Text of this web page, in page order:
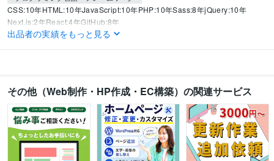
CSS:10年HTML:10年JavaScript:10年PHP:10年Sass:8年jQuery:10年
Next.js:2年React:4年GitHub:8年
得意分野
Web制作・HP作成・EC構築 WordPressサイトカスタマイズ
Web制作・HP作成・EC構築 WordPressサイトコーディング
出品者の実績をもっと見る
その他（Web制作・HP作成・EC構築）の関連サービス